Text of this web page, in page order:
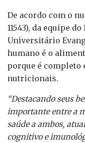
De acordo com o
11543), da equipe
Universitário
humano é o
porque é completo
nutricionais.
“Destacando seus
importante entre a
saúde a ambos,
cognitivo e